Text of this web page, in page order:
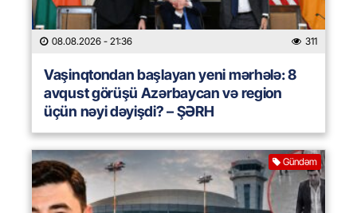
08.08.2026 - 21:36 311
Vaşinqtondan başlayan yeni mərhələ: 8
avqust görüşü Azərbaycan və region
üçün nəyi dəyişdi? – ŞƏRH
Gündəm